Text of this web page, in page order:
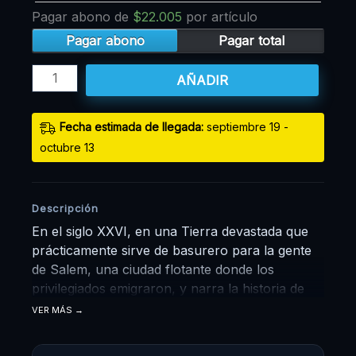
Pagar abono de $22.005 por artículo
Pagar abono
Pagar total
AÑADIR
Fecha estimada de llegada: septiembre 19 -
octubre 13
Descripción
En el siglo XXVI, en una Tierra devastada que
prácticamente sirve de basurero para la gente
de Salem, una ciudad flotante donde los
privilegiados emigraron, y narra la historia de
Gally, una cyborg (o más bien su cabeza) que
que la reconstruye Ido, un científico idealista
VER MÁS